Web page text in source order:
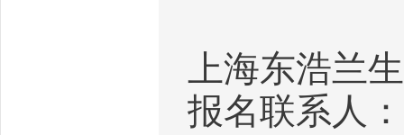
上海东浩兰
报名联系人